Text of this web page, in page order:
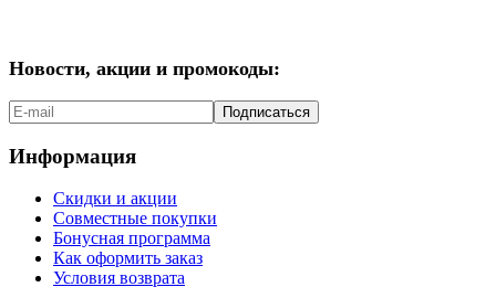
Новости, акции и промокоды:
Подписаться
Информация
Скидки и акции
Совместные покупки
Бонусная программа
Как оформить заказ
Условия возврата